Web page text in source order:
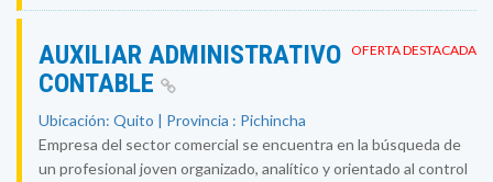
OFERTA DESTACADA
AUXILIAR ADMINISTRATIVO
CONTABLE
Ubicación: Quito | Provincia : Pichincha
Empresa del sector comercial se encuentra en la búsqueda de
un profesional joven organizado, analítico y orientado al control